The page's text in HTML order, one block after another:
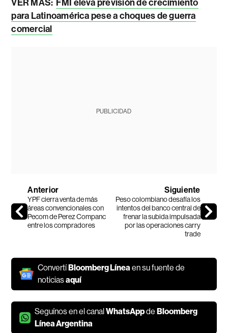
VER MÁS: FMI eleva previsión de crecimiento
para Latinoamérica pese a choques de guerra
comercial
PUBLICIDAD
Anterior
YPF cierra venta de más
áreas convencionales con
Pecom de Perez Companc
entre los compradores
Siguiente
Peso colombiano desafía los
intentos del banco central de
frenar la subida impulsada
por las operaciones carry
trade
ConvertíBloomberg Líneaen su fuente de
noticiasaquí
Seguínos en el canalWhatsAppdeBloomberg
Línea Argentina